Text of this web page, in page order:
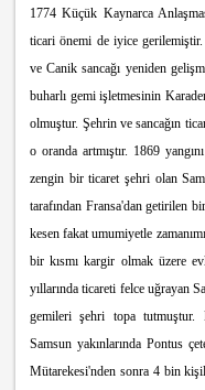
1774 Küçük Kaynarca
ticari önemi de iyice
ve Canik sancağı yeniden
buharlı gemi işletmesinin
olmuştur. Şehrin ve sancağın
o oranda artmıştır. 1869
zengin bir ticaret şehri olan
tarafından Fransa'dan getirilen
kesen fakat umumiyetle
bir kısmı kargir olmak üzere
yıllarında ticareti felce uğrayan
gemileri şehri topa tutmuştur.
Samsun yakınlarında Pontus
Mütarekesi'nden sonra 4 bin